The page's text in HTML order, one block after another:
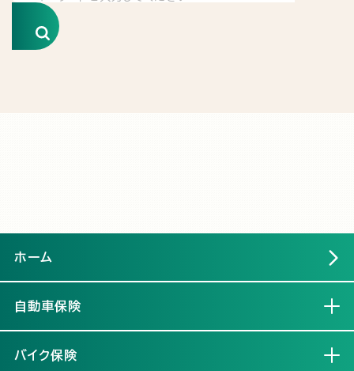
検索
ホーム
自動車保険
バイク保険